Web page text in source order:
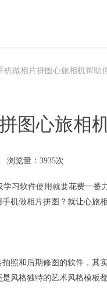
机做相片拼图心旅相机帮助
图心旅相
浏览量：3935次
学习软件使用就要花费一
手机做相片拼图 ？就让心旅
照和后期修图的软件，
风格独特的艺术风格模板